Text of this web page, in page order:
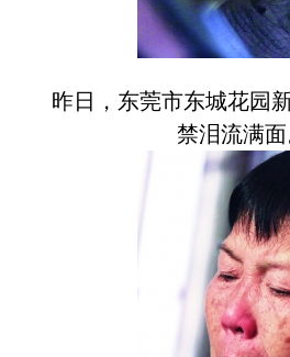
昨日，东莞市东城花园新
禁泪流满